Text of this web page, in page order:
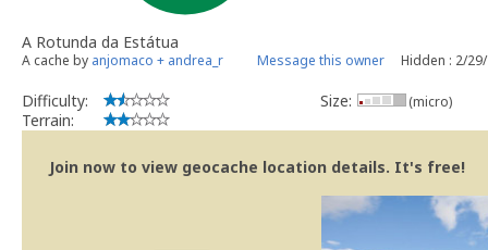
A Rotunda da Estátua
A cache by anjomaco + andrea_r Message this owner Hidden : 2/
Difficulty:
Terrain:
Size: (micro)
Join now to view geocache location details. It's free!